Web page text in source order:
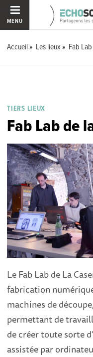
MENU
Accueil Les lieux Fab
TIERS LIEUX
Fab Lab de
Le Fab Lab de La
fabrication
machines de
permettant de
de créer toute sorte
assistée par